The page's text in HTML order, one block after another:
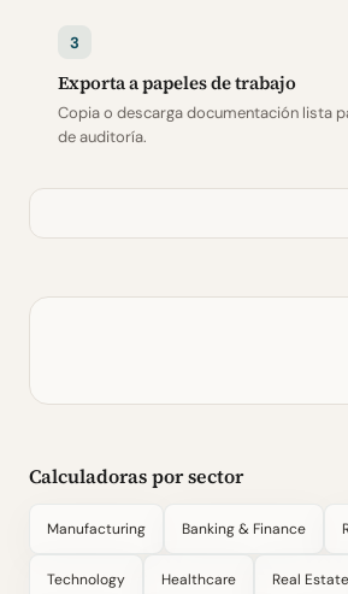
3
Exporta a papeles de trabajo
Copia o descarga documentación lista
de auditoría.
Calculadoras por sector
Manufacturing Banking & Finance
Technology Healthcare Real Estate